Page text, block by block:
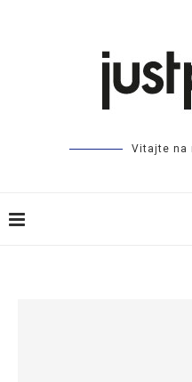
Vitajte na